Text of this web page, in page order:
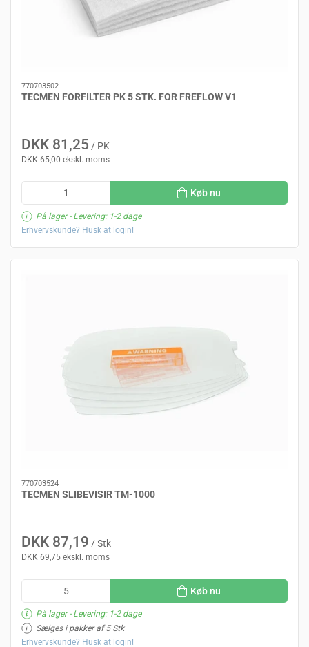
770703502
TECMEN FORFILTER PK 5 STK. FOR FREFLOW V1
DKK 81,25 / PK
DKK 65,00 ekskl. moms
Køb nu
På lager- Levering: 1-2 dage
Erhvervskunde? Husk at login!
770703524
TECMEN SLIBEVISIR TM-1000
DKK 87,19 / Stk
DKK 69,75 ekskl. moms
Køb nu
På lager- Levering: 1-2 dage
Sælges i pakker af 5 Stk
Erhvervskunde? Husk at login!